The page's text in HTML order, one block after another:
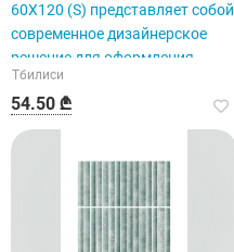
60X120 (S) представляет собой
современное дизайнерское
решение для оформления
интерьера здания.
Тбилиси
54.50 ₾